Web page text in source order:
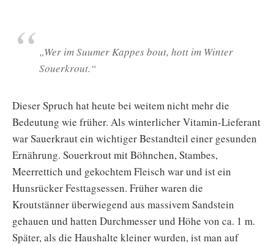
„Wer im Suumer Kappes bout, hott im Winter
Souerkrout.“
Dieser Spruch hat heute bei weitem nicht mehr die
Bedeutung wie früher. Als winterlicher Vitamin-Lieferant
war Sauerkraut ein wichtiger Bestandteil einer gesunden
Ernährung. Souerkrout mit Böhnchen, Stambes,
Meerrettich und gekochtem Fleisch war und ist ein
Hunsrücker Festtagsessen. Früher waren die
Kroutstänner überwiegend aus massivem Sandstein
gehauen und hatten Durchmesser und Höhe von ca. 1 m.
Später, als die Haushalte kleiner wurden, ist man auf